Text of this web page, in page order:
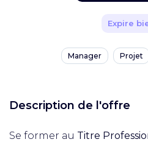
Expire
Manager Projet
Description de l'offre
Se former au Titre